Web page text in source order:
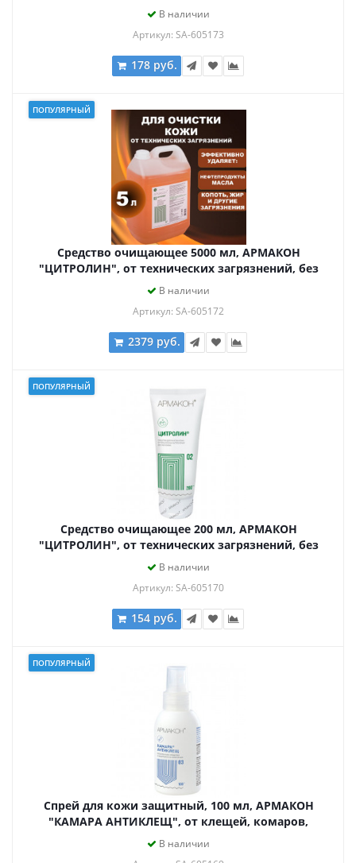
В наличии
Артикул: SA-605173
178 руб.
ПОПУЛЯРНЫЙ
Средство очищающее 5000 мл, АРМАКОН
"ЦИТРОЛИН", от технических загрязнений, без
абразива, канистра, 1093
В наличии
Артикул: SA-605172
2379 руб.
ПОПУЛЯРНЫЙ
Средство очищающее 200 мл, АРМАКОН
"ЦИТРОЛИН", от технических загрязнений, без
абразива, 1206
В наличии
Артикул: SA-605170
154 руб.
ПОПУЛЯРНЫЙ
Спрей для кожи защитный, 100 мл, АРМАКОН
"КАМАРА АНТИКЛЕЩ", от клещей, комаров,
москитов, слепней, 1202
В наличии